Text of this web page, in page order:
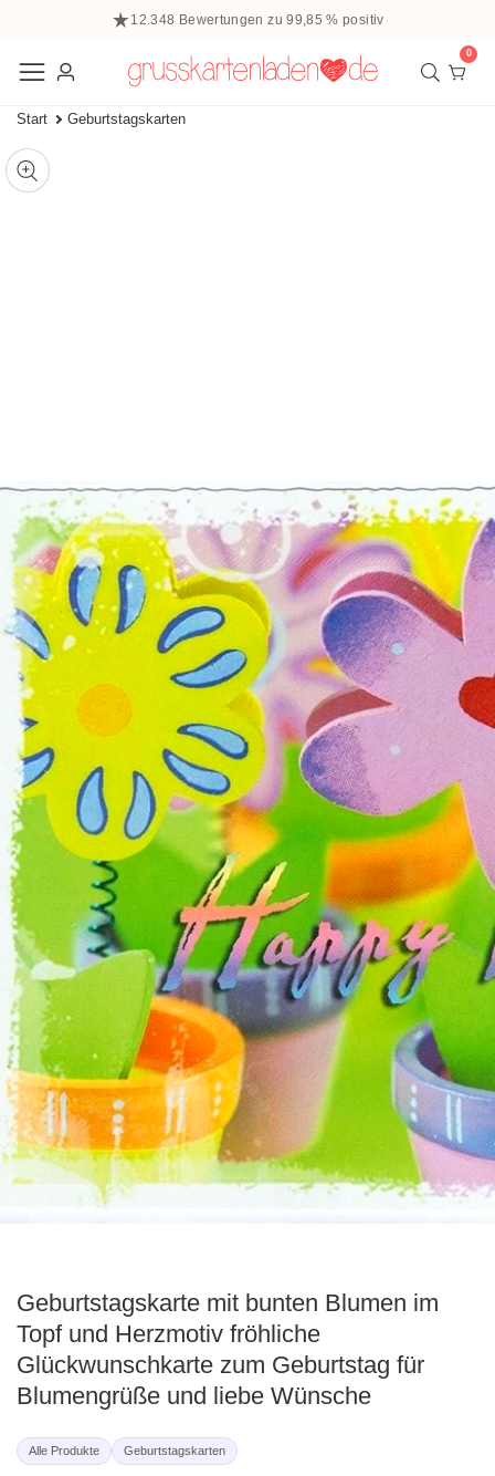
12.348 Bewertungen zu 99,85 % positiv
Einloggen
0
0
Start Geburtstagskarten
den
Mediengalerie
Geburtstagskarte mit bunten Blumen im
Topf und Herzmotiv fröhliche
Glückwunschkarte zum Geburtstag für
Blumengrüße und liebe Wünsche
Alle Produkte Geburtstagskarten